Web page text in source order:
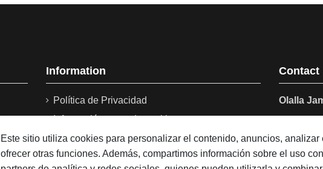
Este sitio utiliza cookies para personalizar el contenido, anuncios, analizar
ofrecer otras funciones. Además, compartimos información sobre el uso
Information
Política de Privacidad
Información y uso de cookies
Our blog
Sobre Olalla Ibérica
Contact
Olalla
Santa